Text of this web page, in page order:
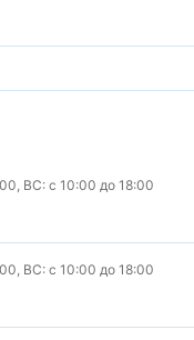
ВС: с 10:00 до 18:00
ВС: с 10:00 до 18:00